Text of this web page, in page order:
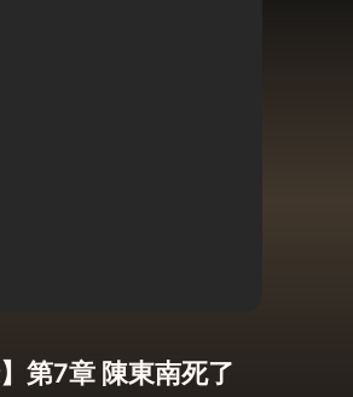
第7章 陳東南死了